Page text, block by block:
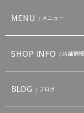
MENU / メニュー
SHOP INFO / 店舗情報
BLOG / ブログ